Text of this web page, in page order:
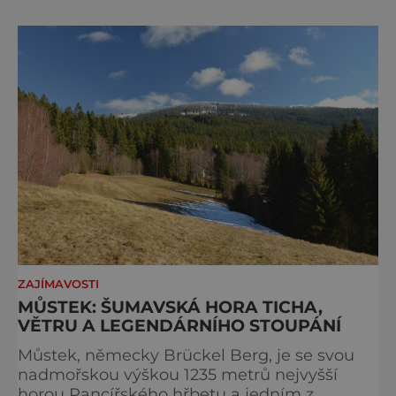
přijíždějí. Nejde o boj proti turistům. Jde o
ochranu krajiny, která už nechce být obětí
vlastního úspě
ZAJÍMAVOSTI
MŮSTEK: ŠUMAVSKÁ HORA TICHA,
VĚTRU A LEGENDÁRNÍHO STOUPÁNÍ
Můstek, německy Brückel Berg, je se svou
nadmořskou výškou 1235 metrů nejvyšší